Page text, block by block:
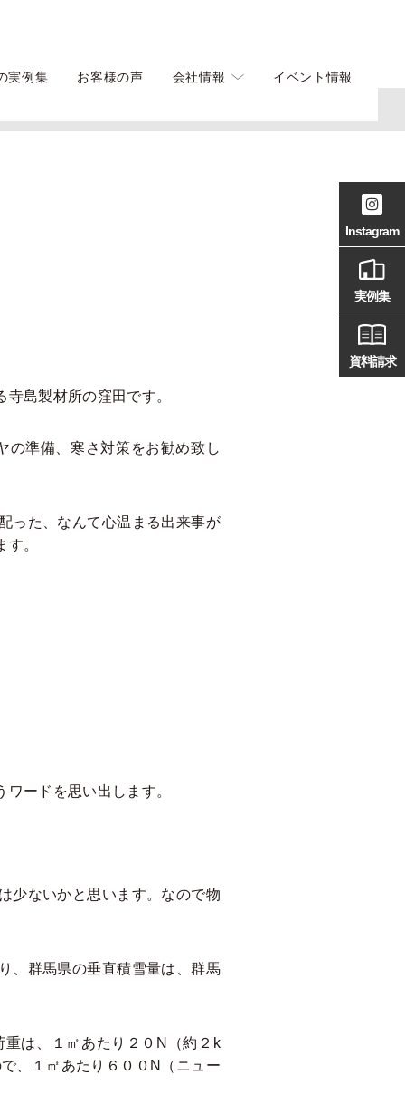
実例集 お客様の声 会社情報 イベント情報
島製材所の窪田です。
準備、寒さ対策をお勧め致し
った、なんて心温まる出来事が
。
ードを思い出します。
少ないかと思います。なので物
、群馬県の垂直積雪量は、群馬
は、１㎡あたり２０N（約２k
、１㎡あたり６００N（ニュー
Instagram
実例集
資料請求